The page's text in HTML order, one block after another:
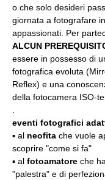
o che solo desideri
giornata a fotografare
appassionati. Per
ALCUN
essere in possesso di
fotografica evoluta
Reflex) e una
della fotocamera ISO-
eventi fotografici
▪️ al neofita che vuole
scoprire "come si fa"
▪️ al fotoamatore che
"palestra" e di